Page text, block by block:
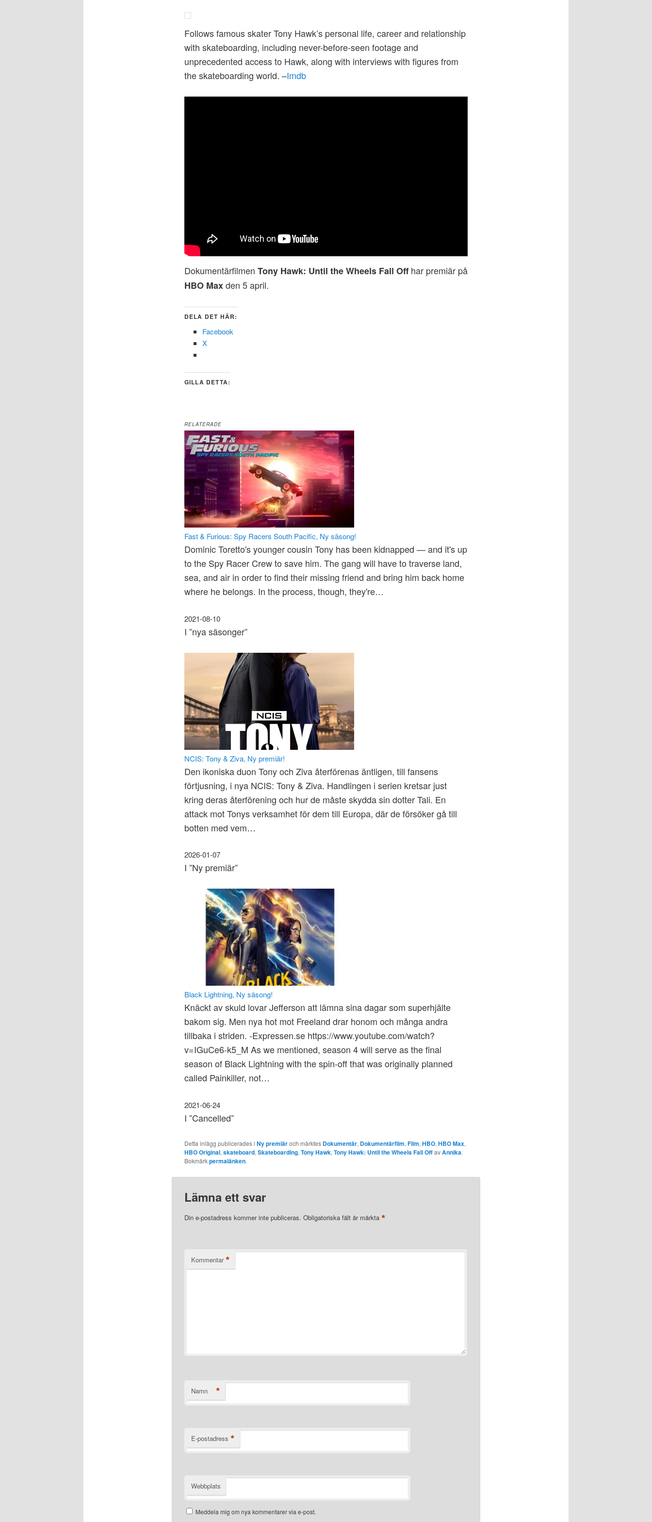
Follows famous skater Tony Hawk’s personal life, career and relationship
with skateboarding, including never-before-seen footage and
unprecedented access to Hawk, along with interviews with figures from
the skateboarding world. –Imdb
Dokumentärfilmen Tony Hawk: Until the Wheels Fall Offhar premiär på
HBO Maxden 5 april.
DELA DET HÄR:
Facebook
X
GILLA DETTA:
RELATERADE
Fast & Furious: Spy Racers South Pacific, Ny säsong!
Dominic Toretto's younger cousin Tony has been kidnapped — and it's up
to the Spy Racer Crew to save him. The gang will have to traverse land,
sea, and air in order to find their missing friend and bring him back home
where he belongs. In the process, though, they're…
2021-08-10
I ”nya säsonger”
NCIS: Tony & Ziva, Ny premiär!
Den ikoniska duon Tony och Ziva återförenas äntligen, till fansens
förtjusning, i nya NCIS: Tony & Ziva. Handlingen i serien kretsar just
kring deras återförening och hur de måste skydda sin dotter Tali. En
attack mot Tonys verksamhet för dem till Europa, där de försöker gå till
botten med vem…
2026-01-07
I ”Ny premiär”
Black Lightning, Ny säsong!
Knäckt av skuld lovar Jefferson att lämna sina dagar som superhjälte
bakom sig. Men nya hot mot Freeland drar honom och många andra
tillbaka i striden. -Expressen.se https://www.youtube.com/watch?
v=IGuCe6-k5_M As we mentioned, season 4 will serve as the final
season of Black Lightning with the spin-off that was originally planned
called Painkiller, not…
2021-06-24
I ”Cancelled”
Detta inlägg publicerades i Ny premiäroch märktes Dokumentär, Dokumentärfilm, Film, HBO, HBO Max,
HBO Original, skateboard, Skateboarding, Tony Hawk, Tony Hawk: Until the Wheels Fall OffavAnnika.
Bokmärkpermalänken.
Lämna ett svar
Din e-postadress kommer inte publiceras. Obligatoriska fält är märkta *
Kommentar *
Namn *
E-postadress *
Webbplats
Meddela mig om nya kommentarer via e-post.